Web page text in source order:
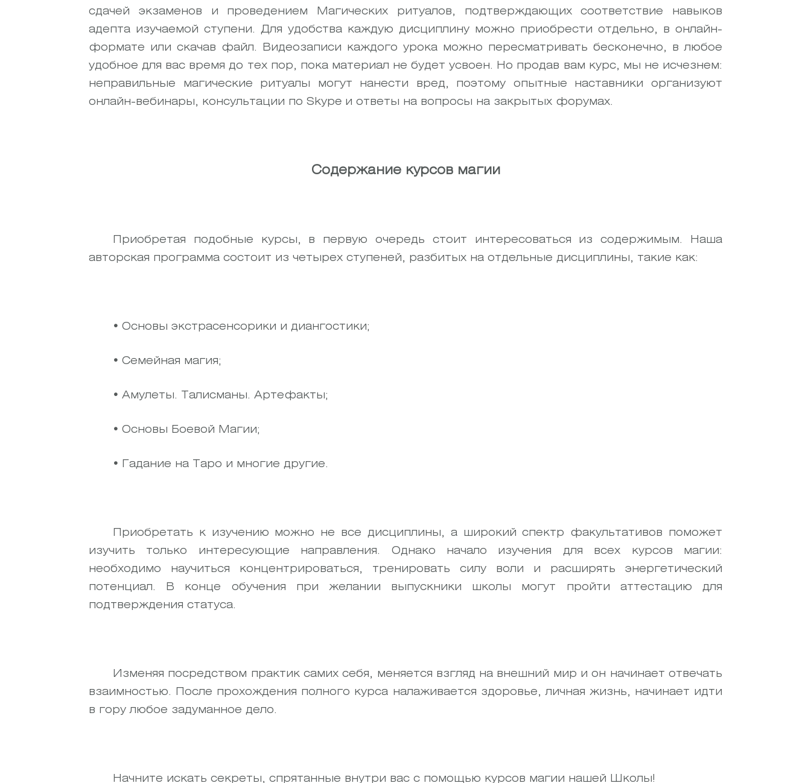
сдачей экзаменов и проведением Магических ритуалов, подтверждающих соответствие навыков
адепта изучаемой ступени. Для удобства каждую дисциплину можно приобрести отдельно, в онлайн-
формате или скачав файл. Видеозаписи каждого урока можно пересматривать бесконечно, в любое
удобное для вас время до тех пор, пока материал не будет усвоен. Но продав вам курс, мы не исчезнем:
неправильные магические ритуалы могут нанести вред, поэтому опытные наставники организуют
онлайн-вебинары, консультации по Skype и ответы на вопросы на закрытых форумах.
Содержание курсов магии
Приобретая подобные курсы, в первую очередь стоит интересоваться из содержимым. Наша
авторская программа состоит из четырех ступеней, разбитых на отдельные дисциплины, такие как:
• Основы экстрасенсорики и диангостики;
• Семейная магия;
• Амулеты. Талисманы. Артефакты;
• Основы Боевой Магии;
• Гадание на Таро и многие другие.
Приобретать к изучению можно не все дисциплины, а широкий спектр факультативов поможет
изучить только интересующие направления. Однако начало изучения для всех курсов магии:
необходимо научиться концентрироваться, тренировать силу воли и расширять энергетический
потенциал. В конце обучения при желании выпускники школы могут пройти аттестацию для
подтверждения статуса.
Изменяя посредством практик самих себя, меняется взгляд на внешний мир и он начинает отвечать
взаимностью. После прохождения полного курса налаживается здоровье, личная жизнь, начинает идти
в гору любое задуманное дело.
Начните искать секреты, спрятанные внутри вас с помощью курсов магии нашей Школы!